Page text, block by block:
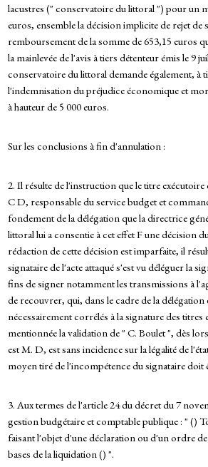
lacustres (" conservatoire du littoral ") pour un
euros, ensemble la décision implicite de rejet de
remboursement de la somme de 653,15 euros
la mainlevée de l'avis à tiers détenteur émis le 9
conservatoire du littoral demande également, à
l'indemnisation du préjudice économique et
à hauteur de 5 000 euros.
Sur les conclusions à fin d'annulation :
2. Il résulte de l'instruction que le titre exécutoire
C D, responsable du service budget et
fondement de la délégation que la directrice
littoral lui a consentie à cet effet F une décision
rédaction de cette décision est imparfaite, il
signataire de l'acte attaqué s'est vu déléguer la
fins de signer notamment les transmissions à
de recouvrer, qui, dans le cadre de la délégation
nécessairement corrélés à la signature des titres
mentionnée la validation de " C. Boulet ", dès
est M. D, est sans incidence sur la légalité de
moyen tiré de l'incompétence du signataire doit
3. Aux termes de l'article 24 du décret du 7
gestion budgétaire et comptable publique : " ()
faisant l'objet d'une déclaration ou d'un ordre
bases de la liquidation () ".